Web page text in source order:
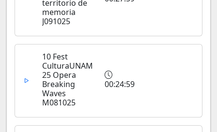
territorio de
memoria
J091025
10 Fest
CulturaUNAM
25 Opera
Breaking
Waves
M081025
00:24:59